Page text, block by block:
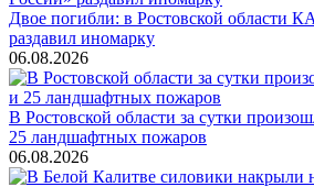
Двое погибли: в Ростовской области
раздавил иномарку
06.08.2026
В Ростовской области за сутки
25 ландшафтных пожаров
06.08.2026